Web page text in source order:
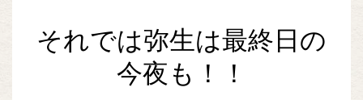
それでは弥生は最終日の
今夜も！！